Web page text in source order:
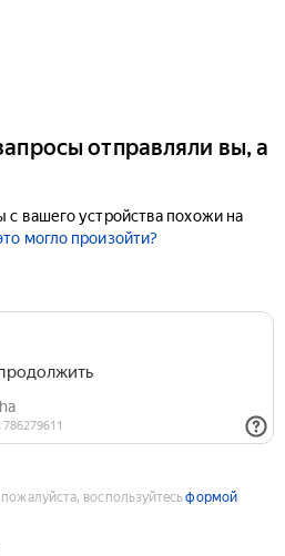
отправляли вы, а
с вашего устройства похожи на
могло произойти?
воспользуйтесьформой